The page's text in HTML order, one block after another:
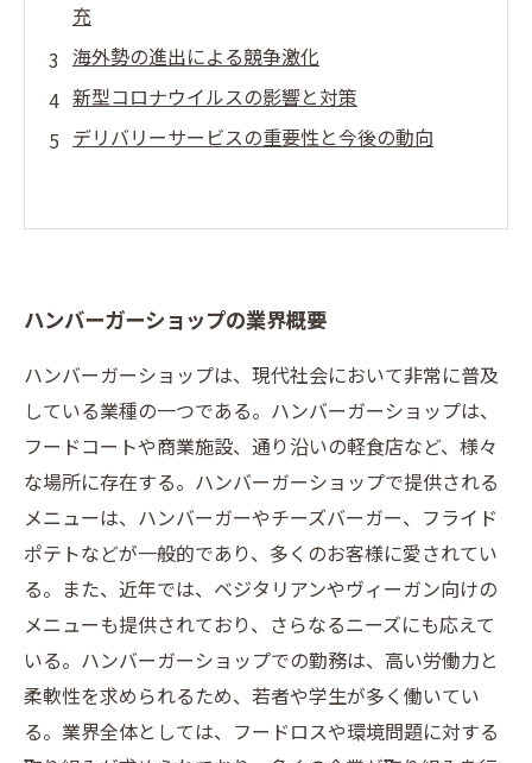
充
海外勢の進出による競争激化
新型コロナウイルスの影響と対策
デリバリーサービスの重要性と今後の動向
ハンバーガーショップの業界概要
ハンバーガーショップは、現代社会において非常に普及
している業種の一つである。ハンバーガーショップは、
フードコートや商業施設、通り沿いの軽食店など、様々
な場所に存在する。ハンバーガーショップで提供される
メニューは、ハンバーガーやチーズバーガー、フライド
ポテトなどが一般的であり、多くのお客様に愛されてい
る。また、近年では、ベジタリアンやヴィーガン向けの
メニューも提供されており、さらなるニーズにも応えて
いる。ハンバーガーショップでの勤務は、高い労働力と
柔軟性を求められるため、若者や学生が多く働いてい
る。業界全体としては、フードロスや環境問題に対する